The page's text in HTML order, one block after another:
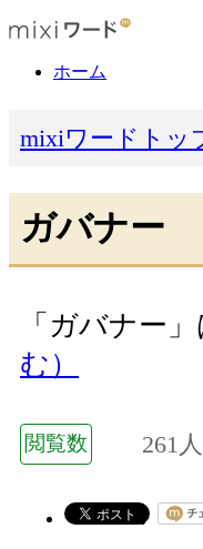
ホーム
mixiワードトッ
ガバナー
「ガバナー
む）
閲覧数 261人